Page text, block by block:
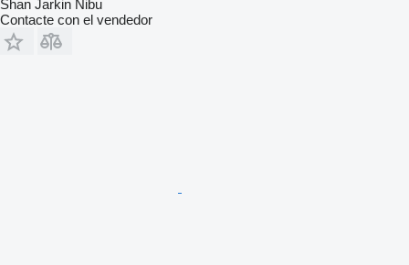
Shan Jarkin Nibu
Contacte con el vendedor